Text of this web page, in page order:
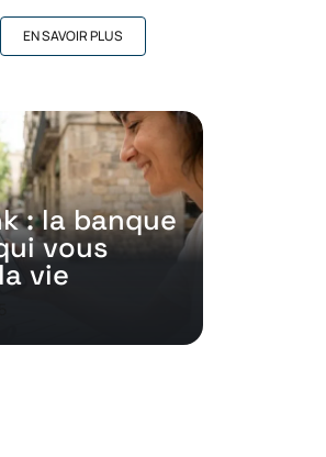
EN SAVOIR PLUS
: la banque
vous
vie